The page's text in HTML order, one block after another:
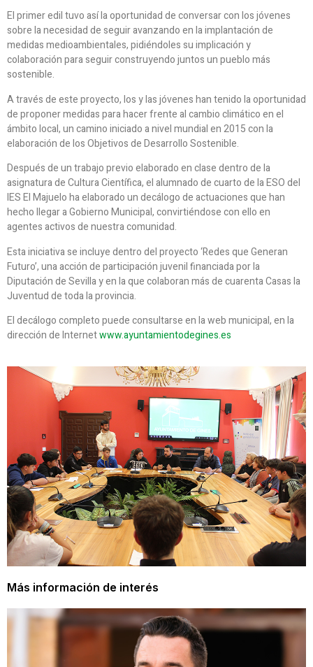
El primer edil tuvo así la oportunidad de conversar con los jóvenes
sobre la necesidad de seguir avanzando en la implantación de
medidas medioambientales, pidiéndoles su implicación y
colaboración para seguir construyendo juntos un pueblo más
sostenible.
A través de este proyecto, los y las jóvenes han tenido la oportunidad
de proponer medidas para hacer frente al cambio climático en el
ámbito local, un camino iniciado a nivel mundial en 2015 con la
elaboración de los Objetivos de Desarrollo Sostenible.
Después de un trabajo previo elaborado en clase dentro de la
asignatura de Cultura Científica, el alumnado de cuarto de la ESO del
IES El Majuelo ha elaborado un decálogo de actuaciones que han
hecho llegar a Gobierno Municipal, convirtiéndose con ello en
agentes activos de nuestra comunidad.
Esta iniciativa se incluye dentro del proyecto ‘Redes que Generan
Futuro’, una acción de participación juvenil financiada por la
Diputación de Sevilla y en la que colaboran más de cuarenta Casas la
Juventud de toda la provincia.
El decálogo completo puede consultarse en la web municipal, en la
dirección de Internetwww.ayuntamientodegines.es
Más información de interés